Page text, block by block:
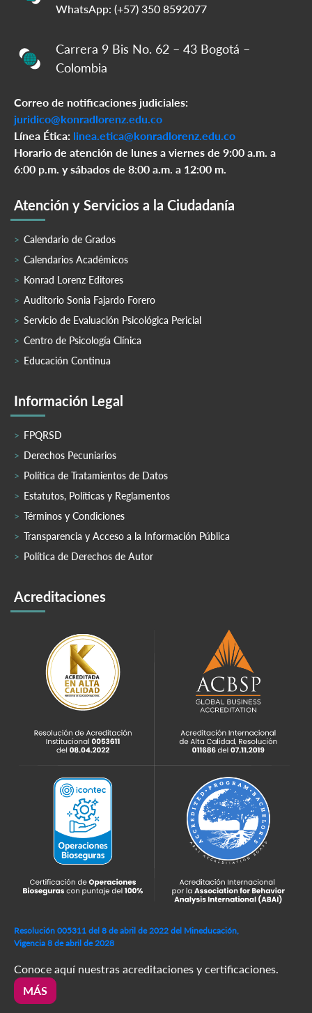
WhatsApp: (+57) 350 8592077
Carrera 9 Bis No. 62 – 43 Bogotá –
Colombia
Correo de notificaciones judiciales:
juridico@konradlorenz.edu.co
Línea Ética: linea.etica@konradlorenz.edu.co
Horario de atención de lunes a viernes de 9:00 a.m. a
6:00 p.m. y sábados de 8:00 a.m. a 12:00 m.
Atención y Servicios a la Ciudadanía
Calendario de Grados
Calendarios Académicos
Konrad Lorenz Editores
Auditorio Sonia Fajardo Forero
Servicio de Evaluación Psicológica Pericial
Centro de Psicología Clínica
Educación Continua
Información Legal
FPQRSD
Derechos Pecuniarios
Política de Tratamientos de Datos
Estatutos, Políticas y Reglamentos
Términos y Condiciones
Transparencia y Acceso a la Información Pública
Política de Derechos de Autor
Acreditaciones
Resolución 005311 del 8 de abril de 2022 del Mineducación,
Vigencia 8 de abril de 2028
Conoce aquí nuestras acreditaciones y certificaciones.
MÁS